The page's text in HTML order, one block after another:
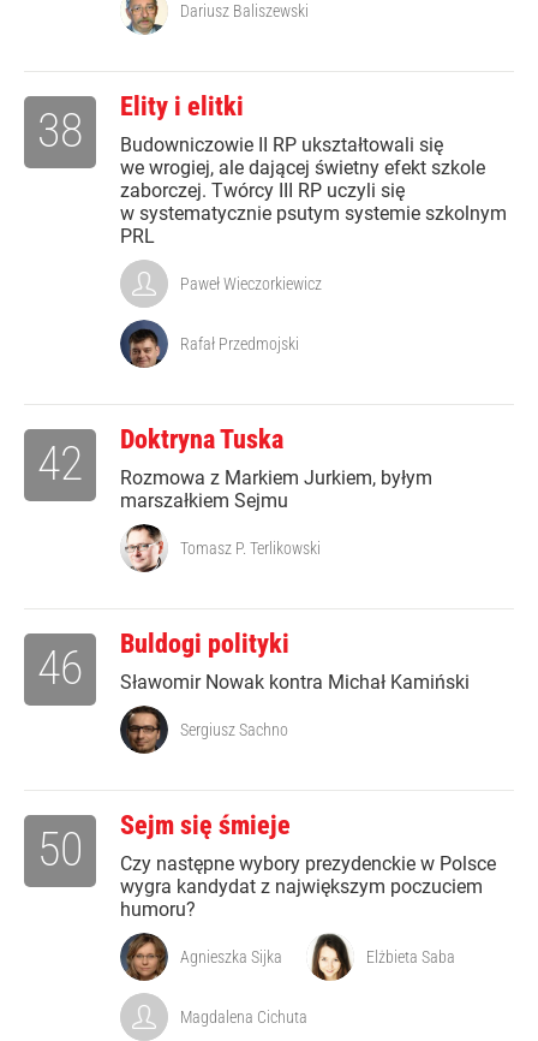
Dariusz Baliszewski
Elity i elitki
Budowniczowie II RP ukształtowali się
we wrogiej, ale dającej świetny efekt szkole
zaborczej. Twórcy III RP uczyli się
w systematycznie psutym systemie szkolnym
PRL
38
Paweł Wieczorkiewicz
Rafał Przedmojski
Doktryna Tuska
Rozmowa z Markiem Jurkiem, byłym
marszałkiem Sejmu
42
Tomasz P. Terlikowski
Buldogi polityki
Sławomir Nowak kontra Michał Kamiński
46
Sergiusz Sachno
Sejm się śmieje
Czy następne wybory prezydenckie w Polsce
wygra kandydat z największym poczuciem
humoru?
50
Agnieszka Sijka Elżbieta Saba
Magdalena Cichuta